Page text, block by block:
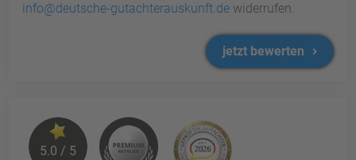
info@deutsche-gutachterauskunft.de widerrufen.
jetzt bewerten
5.0 / 5